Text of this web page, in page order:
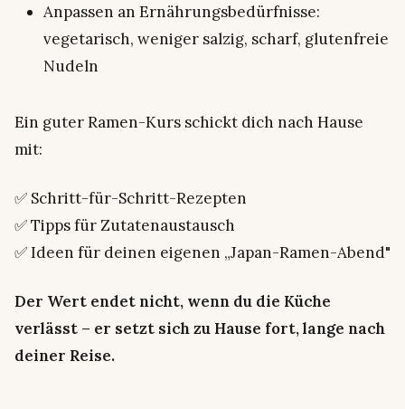
Anpassen an Ernährungsbedürfnisse:
vegetarisch, weniger salzig, scharf, glutenfreie
Nudeln
Ein guter Ramen-Kurs schickt dich nach Hause
mit:
✅ Schritt-für-Schritt-Rezepten
✅ Tipps für Zutatenaustausch
✅ Ideen für deinen eigenen „Japan-Ramen-Abend"
Der Wert endet nicht, wenn du die Küche
verlässt – er setzt sich zu Hause fort, lange nach
deiner Reise.